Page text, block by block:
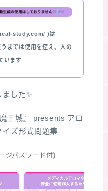
study.com/ )は
までは使用を控え、人の
います
した✨
王城』 presents アロ
イズ形式問題集
ジパスワード付)